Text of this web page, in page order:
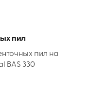
пил
пил на
BAS 330